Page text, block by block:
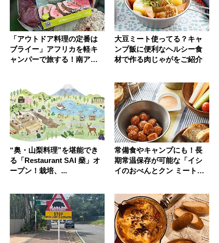
「アウトドア料理の定番は
ブライー」アフリカを軽キ
ャンパーで旅する！南アフ
大豆ミート使ってる？キャ
ンプ飯に便利なヘルシー食
材で作る肉じゃがをご紹介
“奥・山梨料理”を堪能でき
る「Restaurant SAI 燊」オ
ープン！栽培、...
常備食やキャンプにも！長
期常温保存が可能な「イシ
イのおべんとクン ミートボ